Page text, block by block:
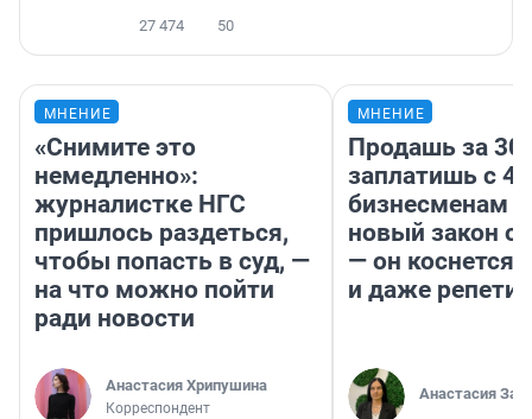
27 474 50
МНЕНИЕ
«Снимите это
немедленно»:
журналистке НГС
пришлось раздеться,
чтобы попасть в суд, —
на что можно пойти
ради новости
Анастасия Хрипушина
Корреспондент
МНЕНИЕ
Продашь за
заплатишь с
бизнесменам
новый закон о
— он коснется
и даже
Анастасия